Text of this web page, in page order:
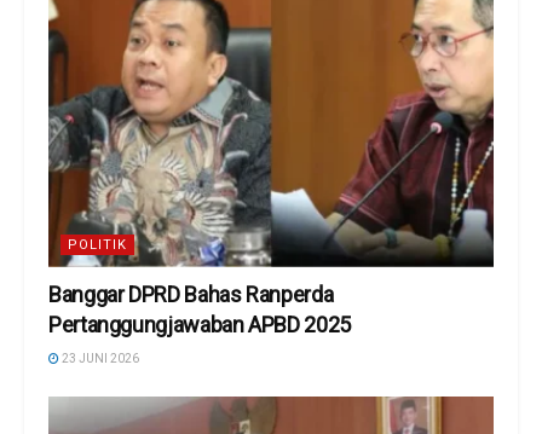
POLITIK
Banggar DPRD Bahas Ranperda
Pertanggungjawaban APBD 2025
23 JUNI 2026